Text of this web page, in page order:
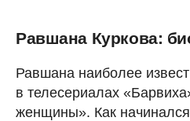
Равшана Куркова:
Равшана наиболее
в телесериалах
женщины». Как начинался